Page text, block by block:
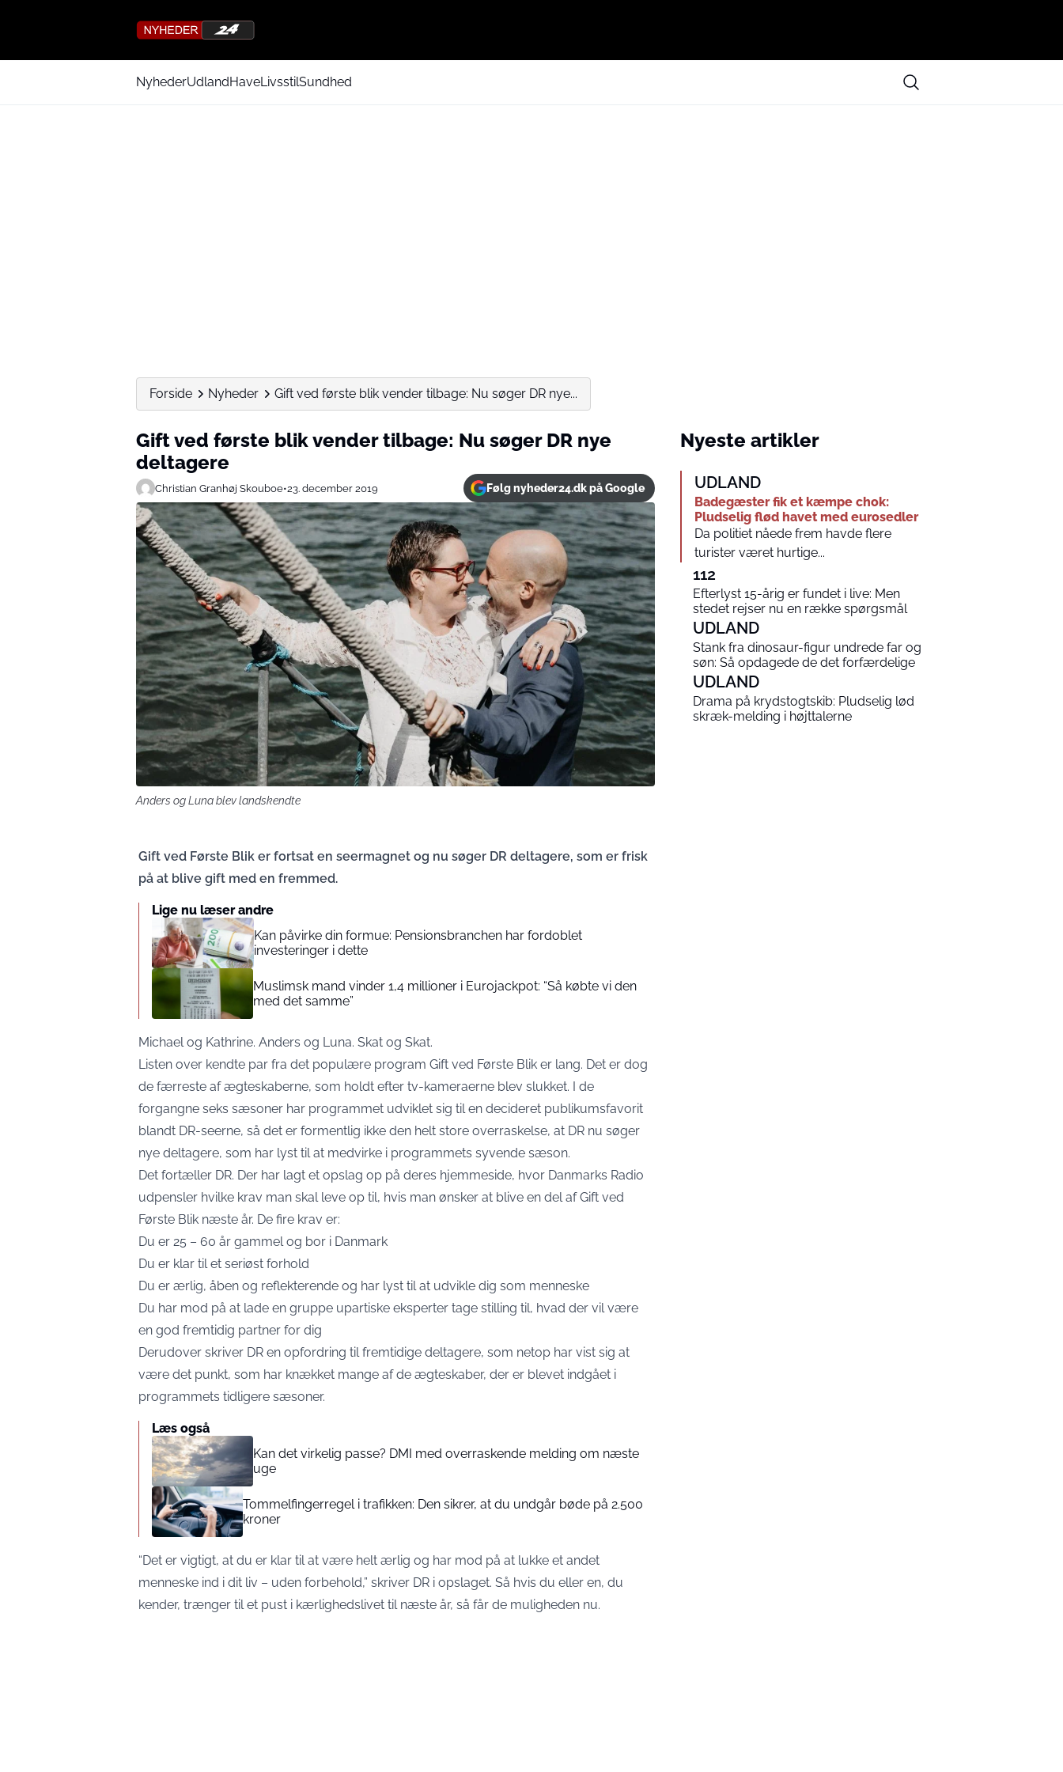
NyhederUdlandHaveLivsstilSundhed
Forside Nyheder Gift ved første blik vender tilbage: Nu søger DR nye...
Gift ved første blik vender tilbage: Nu søger DR nye
deltagere
Christian Granhøj Skouboe•23. december 2019 Følg nyheder24.dk på Google
Anders og Luna blev landskendte
Gift ved Første Blik er fortsat en seermagnet og nu søger DR deltagere, som er frisk
på at blive gift med en fremmed.
Lige nu læser andre
Kan påvirke din formue: Pensionsbranchen har fordoblet
investeringer i dette
Muslimsk mand vinder 1,4 millioner i Eurojackpot: “Så købte vi den
med det samme”
Michael og Kathrine. Anders og Luna. Skat og Skat.
Listen over kendte par fra det populære program Gift ved Første Blik er lang. Det er dog
de færreste af ægteskaberne, som holdt efter tv-kameraerne blev slukket. I de
forgangne seks sæsoner har programmet udviklet sig til en decideret publikumsfavorit
blandt DR-seerne, så det er formentlig ikke den helt store overraskelse, at DR nu søger
nye deltagere, som har lyst til at medvirke i programmets syvende sæson.
Det fortæller DR. Der har lagt et opslag op på deres hjemmeside, hvor Danmarks Radio
udpensler hvilke krav man skal leve op til, hvis man ønsker at blive en del af Gift ved
Første Blik næste år. De fire krav er:
Du er 25 – 60 år gammel og bor i Danmark
Du er klar til et seriøst forhold
Du er ærlig, åben og reflekterende og har lyst til at udvikle dig som menneske
Du har mod på at lade en gruppe upartiske eksperter tage stilling til, hvad der vil være
en god fremtidig partner for dig
Derudover skriver DR en opfordring til fremtidige deltagere, som netop har vist sig at
være det punkt, som har knækket mange af de ægteskaber, der er blevet indgået i
programmets tidligere sæsoner.
Læs også
Kan det virkelig passe? DMI med overraskende melding om næste
uge
Tommelfingerregel i trafikken: Den sikrer, at du undgår bøde på 2.500
kroner
“Det er vigtigt, at du er klar til at være helt ærlig og har mod på at lukke et andet
menneske ind i dit liv – uden forbehold,” skriver DR i opslaget. Så hvis du eller en, du
kender, trænger til et pust i kærlighedslivet til næste år, så får de muligheden nu.
Nyeste artikler
UDLAND
Badegæster fik et kæmpe chok:
Pludselig flød havet med eurosedler
Da politiet nåede frem havde flere
turister været hurtige...
112
Efterlyst 15-årig er fundet i live: Men
stedet rejser nu en række spørgsmål
UDLAND
Stank fra dinosaur-figur undrede far og
søn: Så opdagede de det forfærdelige
UDLAND
Drama på krydstogtskib: Pludselig lød
skræk-melding i højttalerne